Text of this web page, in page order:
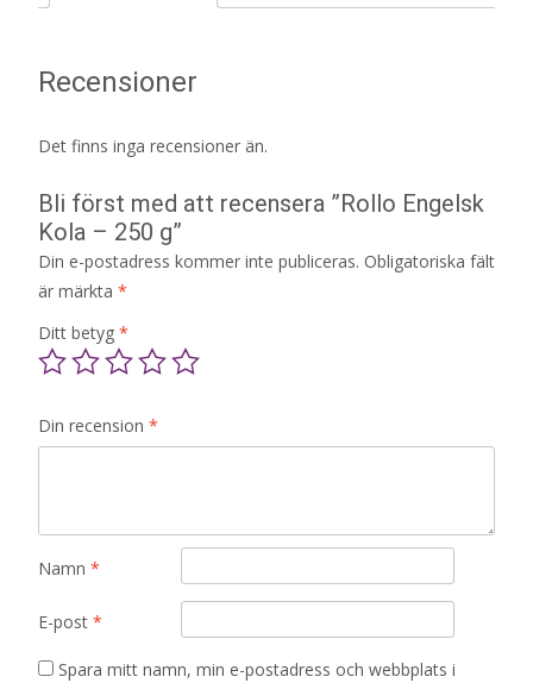
Recensioner
Det finns inga recensioner än.
Bli först med att recensera ”Rollo Engelsk
Kola – 250 g”
Din e-postadress kommer inte publiceras. Obligatoriska fält
är märkta *
Ditt betyg *
Din recension *
Namn *
E-post *
Spara mitt namn, min e-postadress och webbplats i